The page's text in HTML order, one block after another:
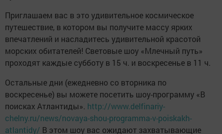
Приглашаем вас в это удивительное космическое
путешествие, в котором вы получите массу ярких
впечатлений и насладитесь удивительной красотой
морских обитателей! Световые шоу «Млечный путь»
проходят каждые субботу в 15 ч. и воскресенье в 11 ч.
Остальные дни (ежедневно со вторника по
воскресенье) вы можете посетить шоу-программу «В
поисках Атлантиды». http://www.delfinariy-
chelny.ru/news/novaya-shou-programma-v-poiskakh-
atlantidy/ В этом шоу вас ожидают захватывающие